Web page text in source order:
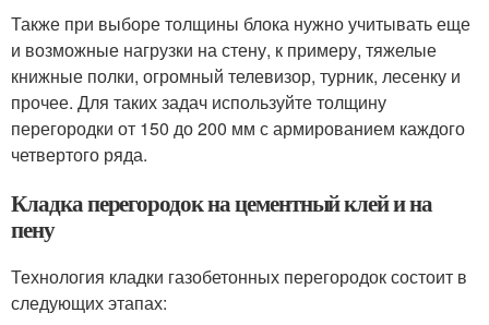
Также при выборе толщины блока нужно учитывать еще
и возможные нагрузки на стену, к примеру, тяжелые
книжные полки, огромный телевизор, турник, лесенку и
прочее. Для таких задач используйте толщину
перегородки от 150 до 200 мм с армированием каждого
четвертого ряда.
Кладка перегородок на цементный клей и на
пену
Технология кладки газобетонных перегородок состоит в
следующих этапах: